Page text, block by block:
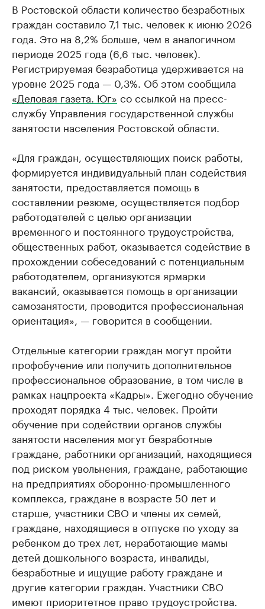
В Ростовской области количество безработных
граждан составило 7,1 тыс. человек к июню 2026
года. Это на 8,2% больше, чем в аналогичном
периоде 2025 года (6,6 тыс. человек).
Регистрируемая безработица удерживается на
уровне 2025 года — 0,3%. Об этом сообщила
«Деловая газета. Юг» со ссылкой на пресс-
службу Управления государственной службы
занятости населения Ростовской области.
«Для граждан, осуществляющих поиск работы,
формируется индивидуальный план содействия
занятости, предоставляется помощь в
составлении резюме, осуществляется подбор
работодателей с целью организации
временного и постоянного трудоустройства,
общественных работ, оказывается содействие в
прохождении собеседований с потенциальным
работодателем, организуются ярмарки
вакансий, оказывается помощь в организации
самозанятости, проводится профессиональная
ориентация», — говорится в сообщении.
Отдельные категории граждан могут пройти
профобучение или получить дополнительное
профессиональное образование, в том числе в
рамках нацпроекта «Кадры». Ежегодно обучение
проходят порядка 4 тыс. человек. Пройти
обучение при содействии органов службы
занятости населения могут безработные
граждане, работники организаций, находящиеся
под риском увольнения, граждане, работающие
на предприятиях оборонно-промышленного
комплекса, граждане в возрасте 50 лет и
старше, участники СВО и члены их семей,
граждане, находящиеся в отпуске по уходу за
ребенком до трех лет, неработающие мамы
детей дошкольного возраста, инвалиды,
безработные и ищущие работу граждане и
другие категории граждан. Участники СВО
имеют приоритетное право трудоустройства.